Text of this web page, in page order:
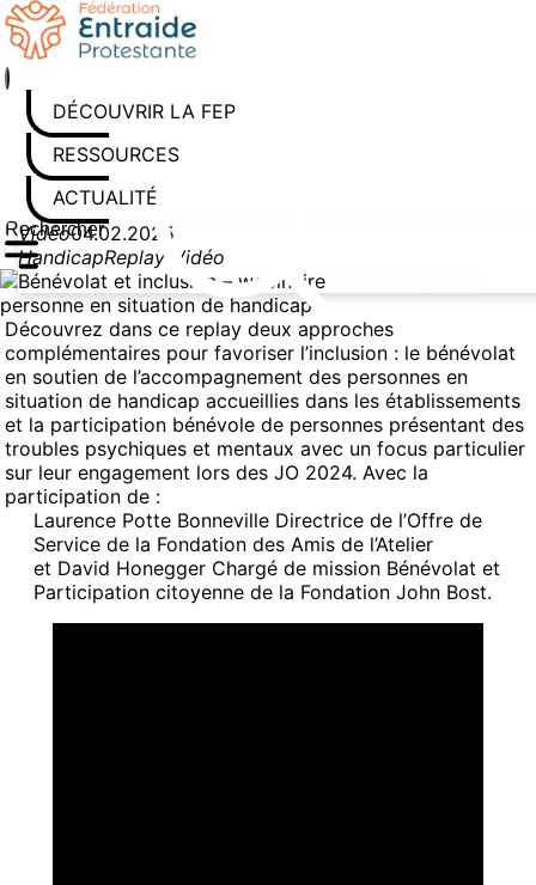
Aller
au
contenu
DÉCOUVRIR LA FEP
RESSOURCES
ACTUALITÉS
Rechercher sur le site
Saisissez au moins 3 caractères pour lancer la recherche
Vidéo04.02.2025
HandicapReplay-Vidéo
Bénévolat et inclusion – webinaire
Découvrez dans ce replay deux approches
complémentaires pour favoriser l’inclusion : le bénévolat
en soutien de l’accompagnement des personnes en
situation de handicap accueillies dans les établissements
et la participation bénévole de personnes présentant des
troubles psychiques et mentaux avec un focus particulier
sur leur engagement lors des JO 2024. Avec la
participation de :
Laurence Potte Bonneville Directrice de l’Offre de
Service de la Fondation des Amis de l’Atelier
et David Honegger Chargé de mission Bénévolat et
Participation citoyenne de la Fondation John Bost.